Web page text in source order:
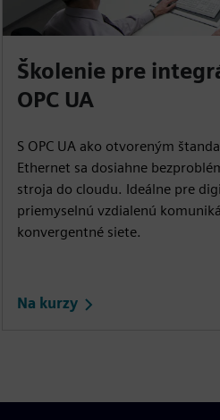
Školenie pre
OPC UA
S OPC UA ako otvoreným
Ethernet sa dosiahne
stroja do cloudu. Ideálne pre
priemyselnú vzdialenú
konvergentné siete.
Na kurzy